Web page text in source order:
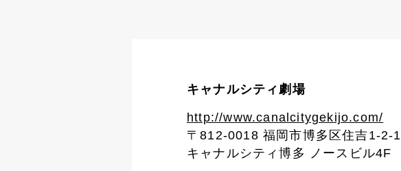
キャナルシティ劇場
http://www.canalcitygekijo.com/
〒812-0018 福岡市博多区住吉1-2-1
キャナルシティ博多 ノースビル4F